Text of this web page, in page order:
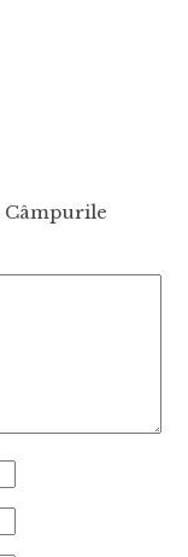
Câmpurile